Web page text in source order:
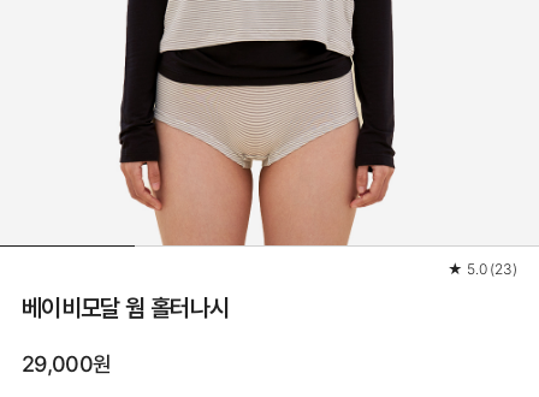
★ 5.0 (23)
베이비모달 웜 홀터나시
29,000원